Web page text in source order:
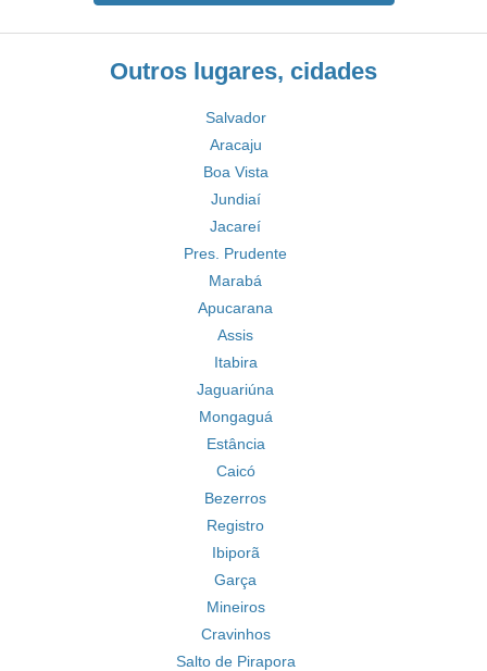
Outros lugares, cidades
Salvador
Aracaju
Boa Vista
Jundiaí
Jacareí
Pres. Prudente
Marabá
Apucarana
Assis
Itabira
Jaguariúna
Mongaguá
Estância
Caicó
Bezerros
Registro
Ibiporã
Garça
Mineiros
Cravinhos
Salto de Pirapora